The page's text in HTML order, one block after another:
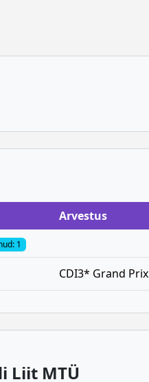
Arvestus
1
CDI3* Grand Prix
Liit MTÜ